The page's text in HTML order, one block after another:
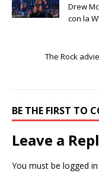
Drew
con la
The Rock
BE THE FIRST TO
Leave a
You must be logged in